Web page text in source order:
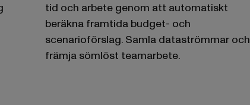
tid och arbete genom att automatiskt
beräkna framtida budget- och
scenarioförslag. Samla dataströmmar och
främja sömlöst teamarbete.